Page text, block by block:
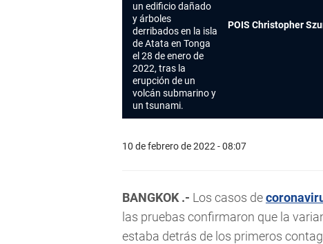
un edificio dañado
y árboles
derribados en la isla
de Atata en Tonga
el 28 de enero de
2022, tras la
erupción de un
volcán submarino y
un tsunami.
POIS Christopher
10 de febrero de 2022 - 08:07
BANGKOK .- Los casos de
las pruebas confirmaron que la
estaba detrás de los primeros